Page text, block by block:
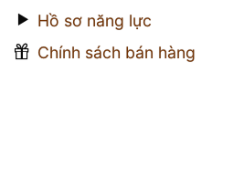
Hồ sơ năng lực
Chính sách bán hàng